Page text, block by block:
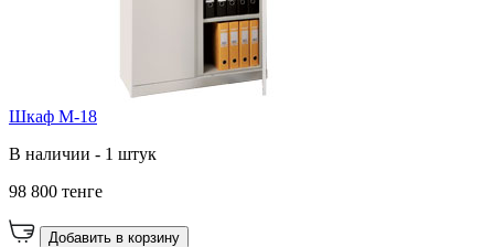
Шкаф M-18
В наличии - 1 штук
98 800 тенге
Добавить в корзину